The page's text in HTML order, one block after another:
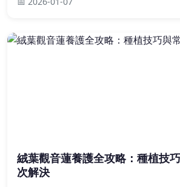
絨葉觀音蓮養護全攻略：種植技
次解決